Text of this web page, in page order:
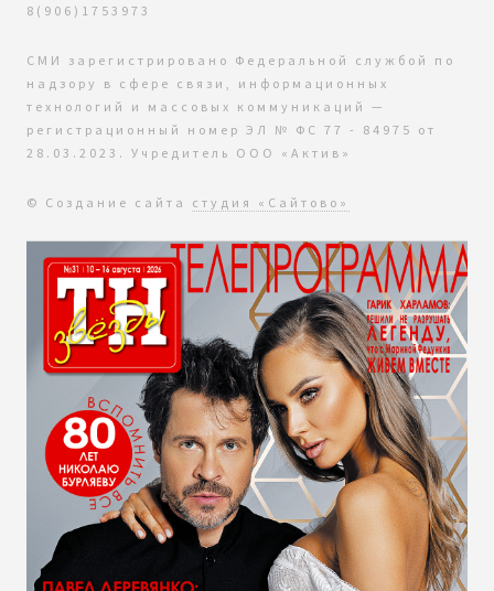
8(906)1753973
СМИ зарегистрировано Федеральной службой по
надзору в сфере связи, информационных
технологий и массовых коммуникаций —
регистрационный номер ЭЛ № ФС 77 - 84975 от
28.03.2023. Учредитель ООО «Актив»
© Создание сайта студия «Сайтово»